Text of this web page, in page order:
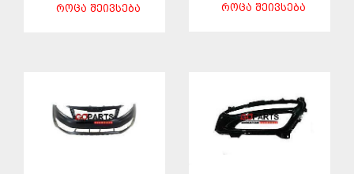
ᲠᲝᲪᲐ ᲨᲔᲘᲕᲡᲔᲑᲐ
ᲠᲝᲪᲐ ᲨᲔᲘᲕᲡᲔᲑᲐ